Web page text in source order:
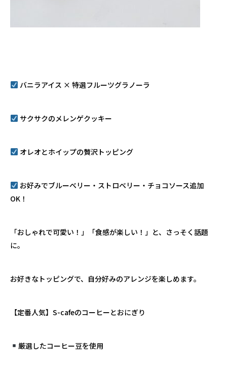
バニラアイス × 特選フルーツグラノーラ
サクサクのメレンゲクッキー
オレオとホイップの贅沢トッピング
お好みでブルーベリー・ストロベリー・チョコソース追加
OK！
「おしゃれで可愛い！」「食感が楽しい！」と、さっそく話題
に。
お好きなトッピングで、自分好みのアレンジを楽しめます。
【定番人気】S-cafeのコーヒーとおにぎり
厳選したコーヒー豆を使用